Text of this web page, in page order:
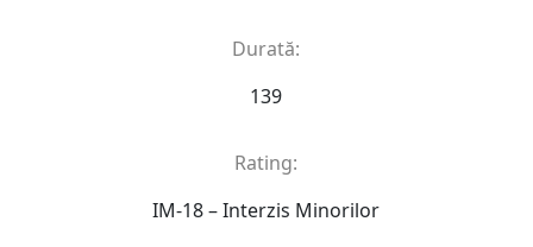
Durată:
139
Rating:
IM-18 – Interzis Minorilor